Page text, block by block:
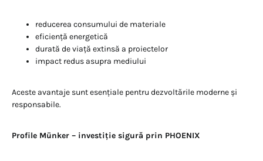
reducerea consumului de materiale
eficiență energetică
durată de viață extinsă a proiectelor
impact redus asupra mediului
Aceste avantaje sunt esențiale pentru dezvoltările moderne și
responsabile.
Profile Münker – investiție sigură prin PHOENIX